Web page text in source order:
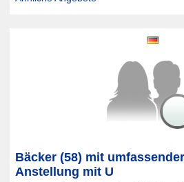
Bäcker (58) mit
Anstellung mit U